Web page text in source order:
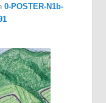
0-POSTER-N1b-